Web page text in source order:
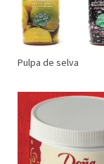
Pulpa de selva